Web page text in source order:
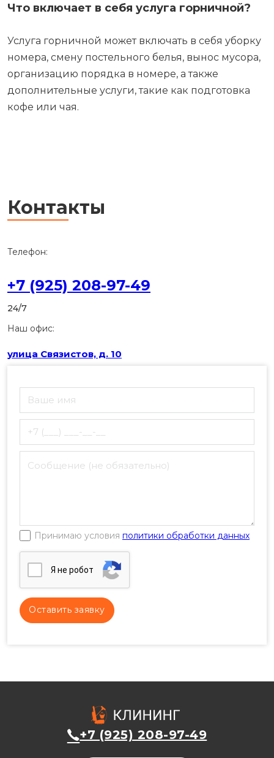
Что включает в себя услуга горничной?
Услуга горничной может включать в себя уборку
номера, смену постельного белья, вынос мусора,
организацию порядка в номере, а также
дополнительные услуги, такие как подготовка
кофе или чая.
Контакты
Телефон:
+7 (925) 208-97-49
24/7
Наш офис:
улица Связистов, д. 10
Принимаю условия политики обработки данных
Я нe poбoт
+7 (925) 208-97-49